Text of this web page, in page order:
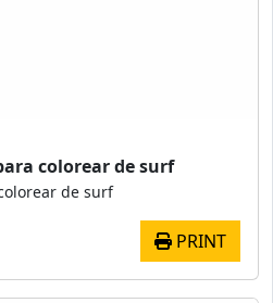
colorear de surf
de surf
PRINT